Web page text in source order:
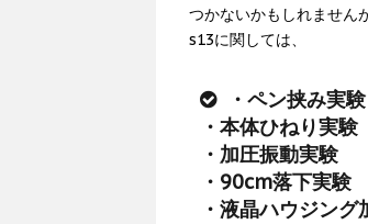
つかないかもしれません
s13に関しては、
・ペン挟み実験
・本体ひねり実験
・加圧振動実験
・90cm落下実験
・液晶ハウジング